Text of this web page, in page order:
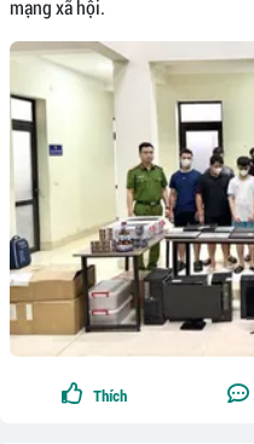
mạng xã hội.
Thích